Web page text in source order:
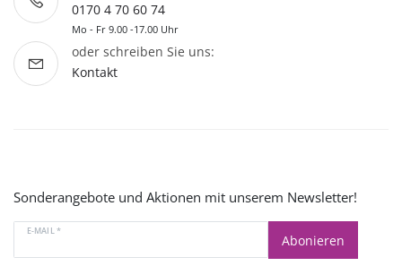
0170 4 70 60 74
Mo - Fr 9.00 -17.00 Uhr
oder schreiben Sie uns:
Kontakt
Sonderangebote und Aktionen mit unserem Newsletter!
E-MAIL *
Abonieren